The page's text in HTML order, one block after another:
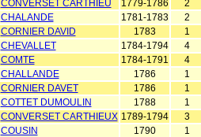
CONVERSET CARTHIEU 1779-1786
2
CHALANDE 1781-1783
2
CORNIER DAVID 1783
1
CHEVALLET 1784-1794
4
COMTE 1784-1791
4
CHALLANDE 1786
1
CORNIER DAVET 1786
1
COTTET DUMOULIN 1788
1
CONVERSET CARTHIEUX 1789-1794
3
COUSIN 1790
1